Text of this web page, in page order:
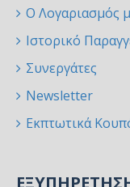
Ο Λογαριασμός
Ιστορικό
Συνεργάτες
Newsletter
Εκπτωτικά